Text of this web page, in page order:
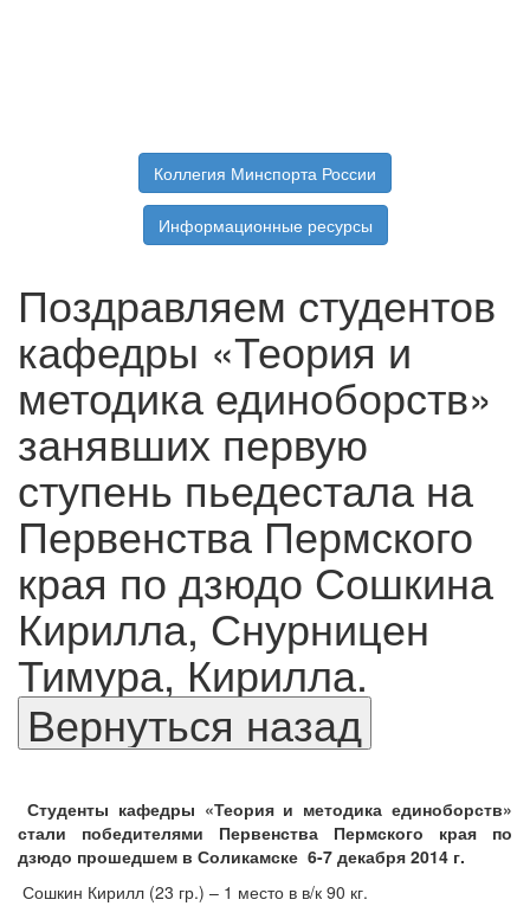
Коллегия Минспорта России
Информационные ресурсы
Поздравляем студентов
кафедры «Теория и
методика единоборств»
занявших первую
ступень пьедестала на
Первенства Пермского
края по дзюдо Сошкина
Кирилла, Снурницен
Тимура, Кирилла.
Студенты кафедры «Теория и методика единоборств»
стали победителями Первенства Пермского края по
дзюдо прошедшем в Соликамске 6-7 декабря 2014 г.
Сошкин Кирилл (23 гр.) – 1 место в в/к 90 кг.